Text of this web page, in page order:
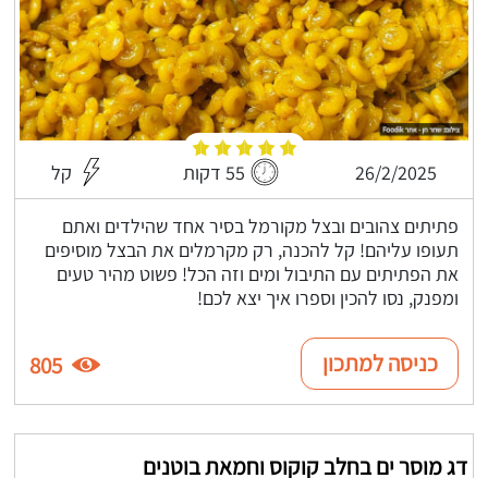
26/2/2025 55 דקות קל
פתיתים צהובים ובצל מקורמל בסיר אחד שהילדים ואתם
תעופו עליהם! קל להכנה, רק מקרמלים את הבצל מוסיפים
את הפתיתים עם התיבול ומים וזה הכל! פשוט מהיר טעים
ומפנק, נסו להכין וספרו איך יצא לכם!
כניסה למתכון 805
דג מוסר ים בחלב קוקוס וחמאת בוטנים